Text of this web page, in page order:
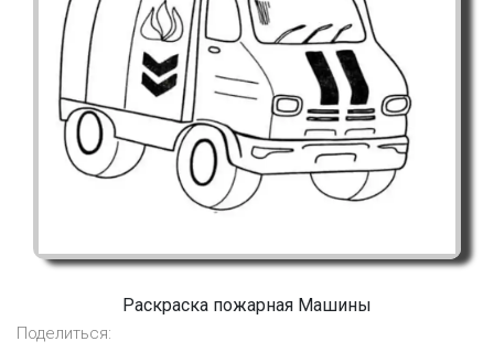
Раскраска пожарная Машины
Поделиться: